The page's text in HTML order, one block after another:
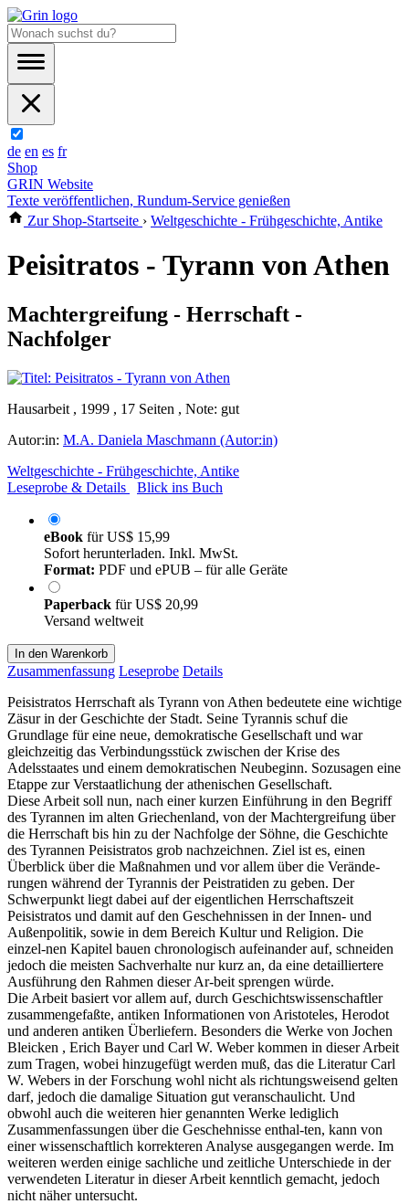
de en es fr
Shop
GRIN Website
Texte veröffentlichen, Rundum-Service genießen
Zur Shop-Startseite › Weltgeschichte - Frühgeschichte, Antike
Peisitratos - Tyrann von Athen
Machtergreifung - Herrschaft -
Nachfolger
Hausarbeit , 1999 , 17 Seiten , Note: gut
Autor:in: M.A. Daniela Maschmann (Autor:in)
Weltgeschichte - Frühgeschichte, Antike
Leseprobe & Details
Blick ins Buch
eBook fürUS$ 15,99
Sofort herunterladen. Inkl. MwSt.
Format: PDF und ePUB – für alle Geräte
Paperback fürUS$ 20,99
Versand weltweit
In den Warenkorb
Zusammenfassung Leseprobe Details
Peisistratos Herrschaft als Tyrann von Athen bedeutete eine wichtige
Zäsur in der Geschichte der Stadt. Seine Tyrannis schuf die
Grundlage für eine neue, demokratische Gesellschaft und war
gleichzeitig das Verbindungsstück zwischen der Krise des
Adelsstaates und einem demokratischen Neubeginn. Sozusagen eine
Etappe zur Verstaatlichung der athenischen Gesellschaft.
Diese Arbeit soll nun, nach einer kurzen Einführung in den Begriff
des Tyrannen im alten Griechenland, von der Machtergreifung über
die Herrschaft bis hin zu der Nachfolge der Söhne, die Geschichte
des Tyrannen Peisistratos grob nachzeichnen. Ziel ist es, einen
Überblick über die Maßnahmen und vor allem über die Verände-
rungen während der Tyrannis der Peistratiden zu geben. Der
Schwerpunkt liegt dabei auf der eigentlichen Herrschaftszeit
Peisistratos und damit auf den Geschehnissen in der Innen- und
Außenpolitik, sowie in dem Bereich Kultur und Religion. Die
einzel-nen Kapitel bauen chronologisch aufeinander auf, schneiden
jedoch die meisten Sachverhalte nur kurz an, da eine detailliertere
Ausführung den Rahmen dieser Ar-beit sprengen würde.
Die Arbeit basiert vor allem auf, durch Geschichtswissenschaftler
zusammengefaßte, antiken Informationen von Aristoteles, Herodot
und anderen antiken Überliefern. Besonders die Werke von Jochen
Bleicken , Erich Bayer und Carl W. Weber kommen in dieser Arbeit
zum Tragen, wobei hinzugefügt werden muß, das die Literatur Carl
W. Webers in der Forschung wohl nicht als richtungsweisend gelten
darf, jedoch die damalige Situation gut veranschaulicht. Und
obwohl auch die weiteren hier genannten Werke lediglich
Zusammenfassungen über die Geschehnisse enthal-ten, kann von
einer wissenschaftlich korrekteren Analyse ausgegangen werde. Im
weiteren werden einige sachliche und zeitliche Unterschiede in der
verwendeten Literatur in dieser Arbeit kenntlich gemacht, jedoch
nicht näher untersucht.